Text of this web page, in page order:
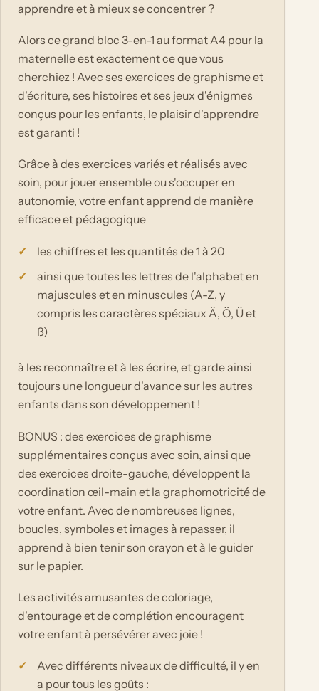
apprendre et à mieux se concentrer ?
Alors ce grand bloc 3-en-1 au format A4 pour la
maternelle est exactement ce que vous
cherchiez ! Avec ses exercices de graphisme et
d'écriture, ses histoires et ses jeux d'énigmes
conçus pour les enfants, le plaisir d'apprendre
est garanti !
Grâce à des exercices variés et réalisés avec
soin, pour jouer ensemble ou s'occuper en
autonomie, votre enfant apprend de manière
efficace et pédagogique
les chiffres et les quantités de 1 à 20
ainsi que toutes les lettres de l'alphabet en
majuscules et en minuscules (A-Z, y
compris les caractères spéciaux Ä, Ö, Ü et
ß)
à les reconnaître et à les écrire, et garde ainsi
toujours une longueur d'avance sur les autres
enfants dans son développement !
BONUS : des exercices de graphisme
supplémentaires conçus avec soin, ainsi que
des exercices droite-gauche, développent la
coordination œil-main et la graphomotricité de
votre enfant. Avec de nombreuses lignes,
boucles, symboles et images à repasser, il
apprend à bien tenir son crayon et à le guider
sur le papier.
Les activités amusantes de coloriage,
d'entourage et de complétion encouragent
votre enfant à persévérer avec joie !
Avec différents niveaux de difficulté, il y en
a pour tous les goûts :